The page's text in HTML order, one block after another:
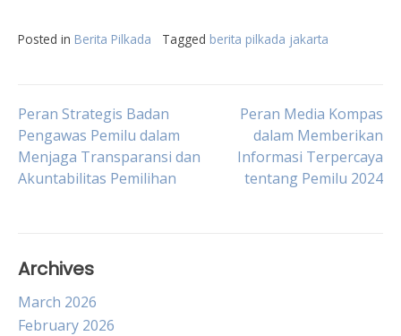
Posted in Berita Pilkada Tagged berita pilkada jakarta
Post
navigation
Peran Strategis Badan
Pengawas Pemilu dalam
Menjaga Transparansi dan
Akuntabilitas Pemilihan
Peran Media Kompas
dalam Memberikan
Informasi Terpercaya
tentang Pemilu 2024
Archives
March 2026
February 2026